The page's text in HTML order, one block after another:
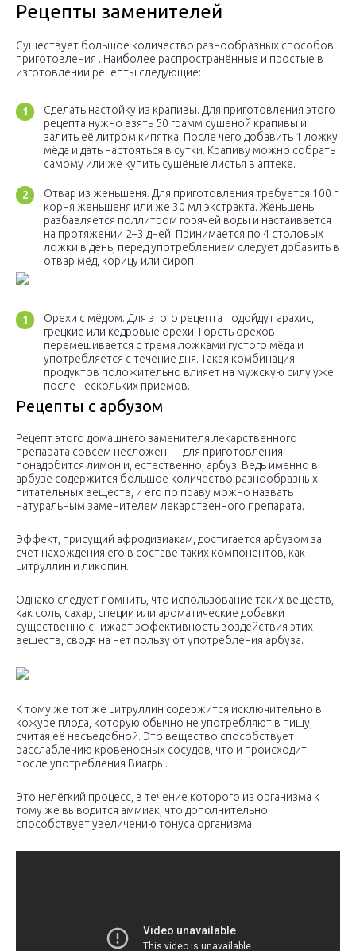
Рецепты заменителей
Существует большое количество разнообразных способов
приготовления . Наиболее распространённые и простые в
изготовлении рецепты следующие:
Сделать настойку из крапивы. Для приготовления этого
рецепта нужно взять 50 грамм сушеной крапивы и
залить её литром кипятка. После чего добавить 1 ложку
мёда и дать настояться в сутки. Крапиву можно собрать
самому или же купить сушёные листья в аптеке.
Отвар из женьшеня. Для приготовления требуется 100 г.
корня женьшеня или же 30 мл экстракта. Женьшень
разбавляется поллитром горячей воды и настаивается
на протяжении 2–3 дней. Принимается по 4 столовых
ложки в день, перед употреблением следует добавить в
отвар мёд, корицу или сироп.
Орехи с мёдом. Для этого рецепта подойдут арахис,
грецкие или кедровые орехи. Горсть орехов
перемешивается с тремя ложками густого мёда и
употребляется с течение дня. Такая комбинация
продуктов положительно влияет на мужскую силу уже
после нескольких приёмов.
Рецепты с арбузом
Рецепт этого домашнего заменителя лекарственного
препарата совсем несложен — для приготовления
понадобится лимон и, естественно, арбуз. Ведь именно в
арбузе содержится большое количество разнообразных
питательных веществ, и его по праву можно назвать
натуральным заменителем лекарственного препарата.
Эффект, присущий афродизиакам, достигается арбузом за
счёт нахождения его в составе таких компонентов, как
цитруллин и ликопин.
Однако следует помнить, что использование таких веществ,
как соль, сахар, специи или ароматические добавки
существенно снижает эффективность воздействия этих
веществ, сводя на нет пользу от употребления арбуза.
К тому же тот же цитруллин содержится исключительно в
кожуре плода, которую обычно не употребляют в пищу,
считая её несъедобной. Это вещество способствует
расслаблению кровеносных сосудов, что и происходит
после употребления Виагры.
Это нелёгкий процесс, в течение которого из организма к
тому же выводится аммиак, что дополнительно
способствует увеличению тонуса организма.